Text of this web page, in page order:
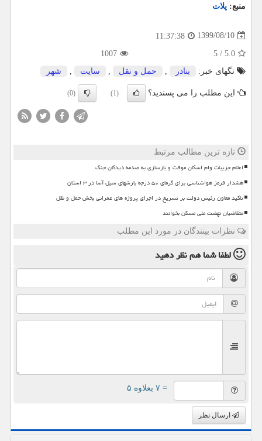
منبع: پلات
1399/08/10
11:37:38
5.0
/
5
1007
تگهای خبر:
بنادر حمل و نقل سایت شهر
این مطلب را می پسندید؟ (1)
(0)
تازه ترین مطالب مرتبط
اعلام جزییات وام اسکان موقت و بازسازی به صدمه دیدگان جنگ
هشدار قرمز هواشناسی برای گرمای ۵۰ درجه بارشهای سیل آسا در ۳ استان
تاکید معاون رئیس دولت بر تسریع در اجرای پروژه های عمرانی بخش حمل و نقل
متقاضیان نهضت ملی مسکن بخوانند
نظرات بینندگان در مورد این مطلب
لطفا شما همنظر دهید
= ۷ بعلاوه ۵
ارسال نظر